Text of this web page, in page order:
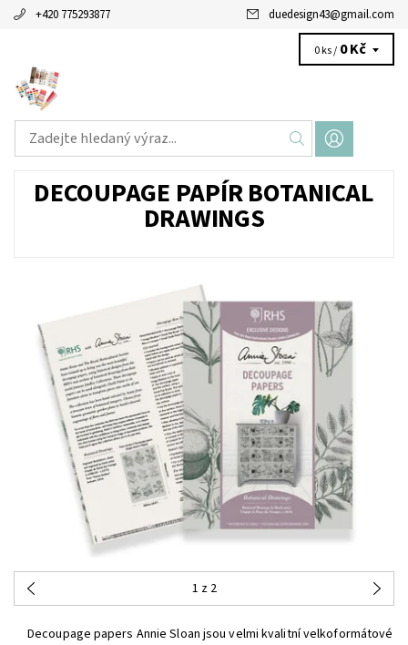
+420 775293877 duedesign43@gmail.com
0 ks / 0 Kč
DECOUPAGE PAPÍR BOTANICAL
DRAWINGS
1 z 2
Decoupage papers Annie Sloan jsou velmi kvalitní velkoformátové